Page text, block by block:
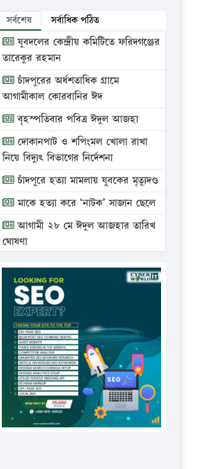
সর্বশেষ সর্বাধিক পঠিত
যুবদলের কেন্দ্রীয় কমিটিতে ফরিদগঞ্জের
তারেকুর রহমান
চাঁদপুরের অর্ধশতাধিক গ্রামে
আগামীকাল কোরবানির ঈদ
বৃহস্পতিবার পবিত্র ঈদুল আজহা
দোকানপাট ও শপিংমল খোলা রাখা
নিয়ে বিদ্যুৎ বিভাগের নির্দেশনা
চাঁদপুরে হত্যা মামলায় যুবকের মৃত্যুদণ্ড
মাকে হত্যা করে ‘নাটক’ সাজান ছেলে
আগামী ২৮ মে ঈদুল আজহার তারিখ
ঘোষণা
ভ্রাম্যমাণ আদালতে দুইটি প্রতিষ্ঠানকে
প্রতিষ্ঠানকে ৪০হাজার টাকা জরিমানা।
এবার লঞ্চের ভাড়া বাড়ল
১৭ থেকে ২১ শতাংশ বিদ্যুতের দাম
বাড়ানোর প্রস্তাব পিডিবির
১৬ মে চাঁদপুর ও ২৫ মে ফেনী সফরে
যাবেন প্রধানমন্ত্রী
উচ্চশিক্ষায় গৌরবময় অর্জন: পূর্ণ
স্কলারশিপে যুক্তরাষ্ট্রে পিএইচডি করছেন